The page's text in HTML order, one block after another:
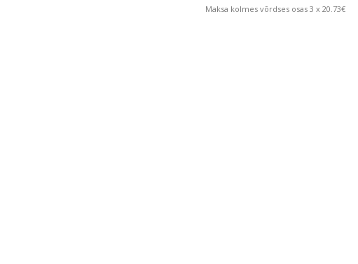
Maksa kolmes võrdses osas 3 x 20.73€